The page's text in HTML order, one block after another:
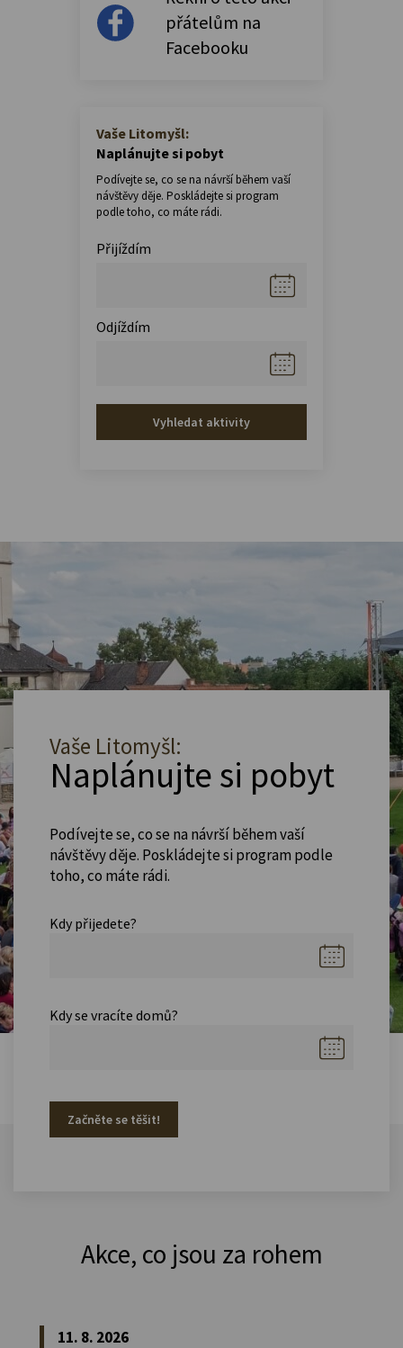
přátelům na
Facebooku
Vaše Litomyšl:
Naplánujte si pobyt
Podívejte se, co se na návrší během vaší
návštěvy děje. Poskládejte si program
podle toho, co máte rádi.
Přijíždím
Odjíždím
Vyhledat aktivity
Vaše Litomyšl:
Naplánujte si pobyt
Podívejte se, co se na návrší během vaší
návštěvy děje. Poskládejte si program podle
toho, co máte rádi.
Kdy přijedete?
Kdy se vracíte domů?
Začněte se těšit!
Akce, co jsou za rohem
11. 8. 2026